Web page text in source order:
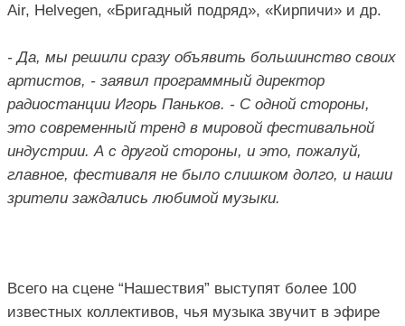
Air, Helvegen, «Бригадный подряд», «Кирпичи» и др.
- Да, мы решили сразу объявить большинство своих
артистов, - заявил программный директор
радиостанции Игорь Паньков. - С одной стороны,
это современный тренд в мировой фестивальной
индустрии. А с другой стороны, и это, пожалуй,
главное, фестиваля не было слишком долго, и наши
зрители заждались любимой музыки.
Всего на сцене “Нашествия” выступят более 100
известных коллективов, чья музыка звучит в эфире